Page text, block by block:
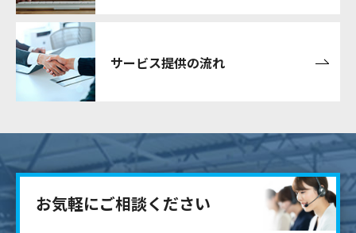
サービス提供の流れ
お気軽にご相談ください